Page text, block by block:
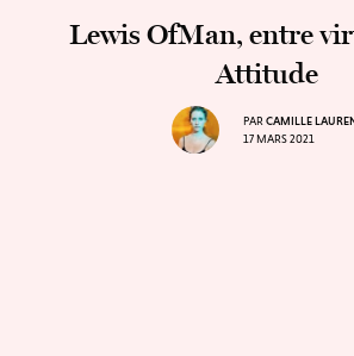
Lewis OfMan, entre
Attitude
PAR CAMILLE
17 MARS 2021